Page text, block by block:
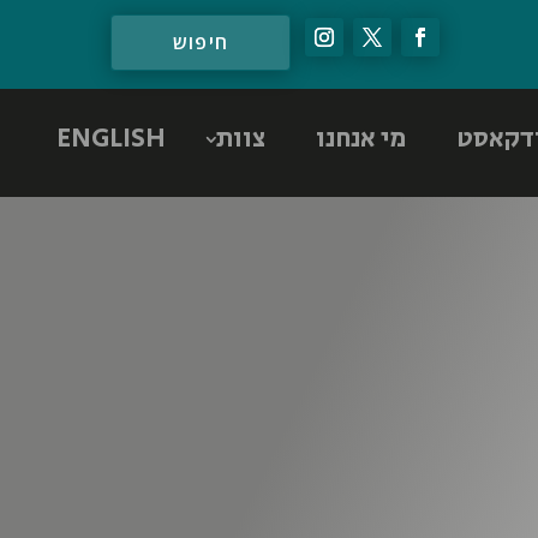
מי אנחנו צוות ENGLISH